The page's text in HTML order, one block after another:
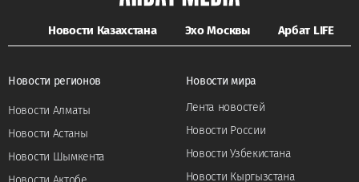
Новости Казахстана Эхо Москвы Арбат LIFE
Новости регионов
Новости Алматы
Новости Астаны
Новости Шымкента
Новости мира
Лента новостей
Новости России
Новости Узбекистана
Новости Кыргызстана